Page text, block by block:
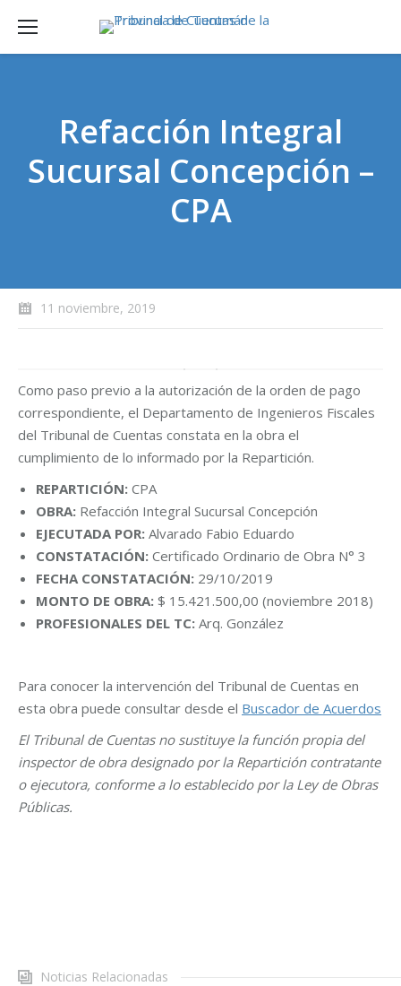
Refacción Integral
Sucursal Concepción –
CPA
11 noviembre, 2019
Como paso previo a la autorización de la orden de pago
correspondiente, el Departamento de Ingenieros Fiscales
del Tribunal de Cuentas constata en la obra el
cumplimiento de lo informado por la Repartición.
REPARTICIÓN: CPA
OBRA: Refacción Integral Sucursal Concepción
EJECUTADA POR: Alvarado Fabio Eduardo
CONSTATACIÓN: Certificado Ordinario de Obra N° 3
FECHA CONSTATACIÓN: 29/10/2019
MONTO DE OBRA: $ 15.421.500,00 (noviembre 2018)
PROFESIONALES DEL TC: Arq. González
Para conocer la intervención del Tribunal de Cuentas en
esta obra puede consultar desde el Buscador de Acuerdos
El Tribunal de Cuentas no sustituye la función propia del
inspector de obra designado por la Repartición contratante
o ejecutora, conforme a lo establecido por la Ley de Obras
Públicas.
Noticias Relacionadas